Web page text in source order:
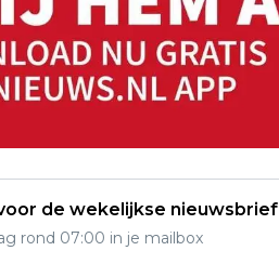
de wekelijkse nieuwsbrief
rond 07:00 in je mailbox